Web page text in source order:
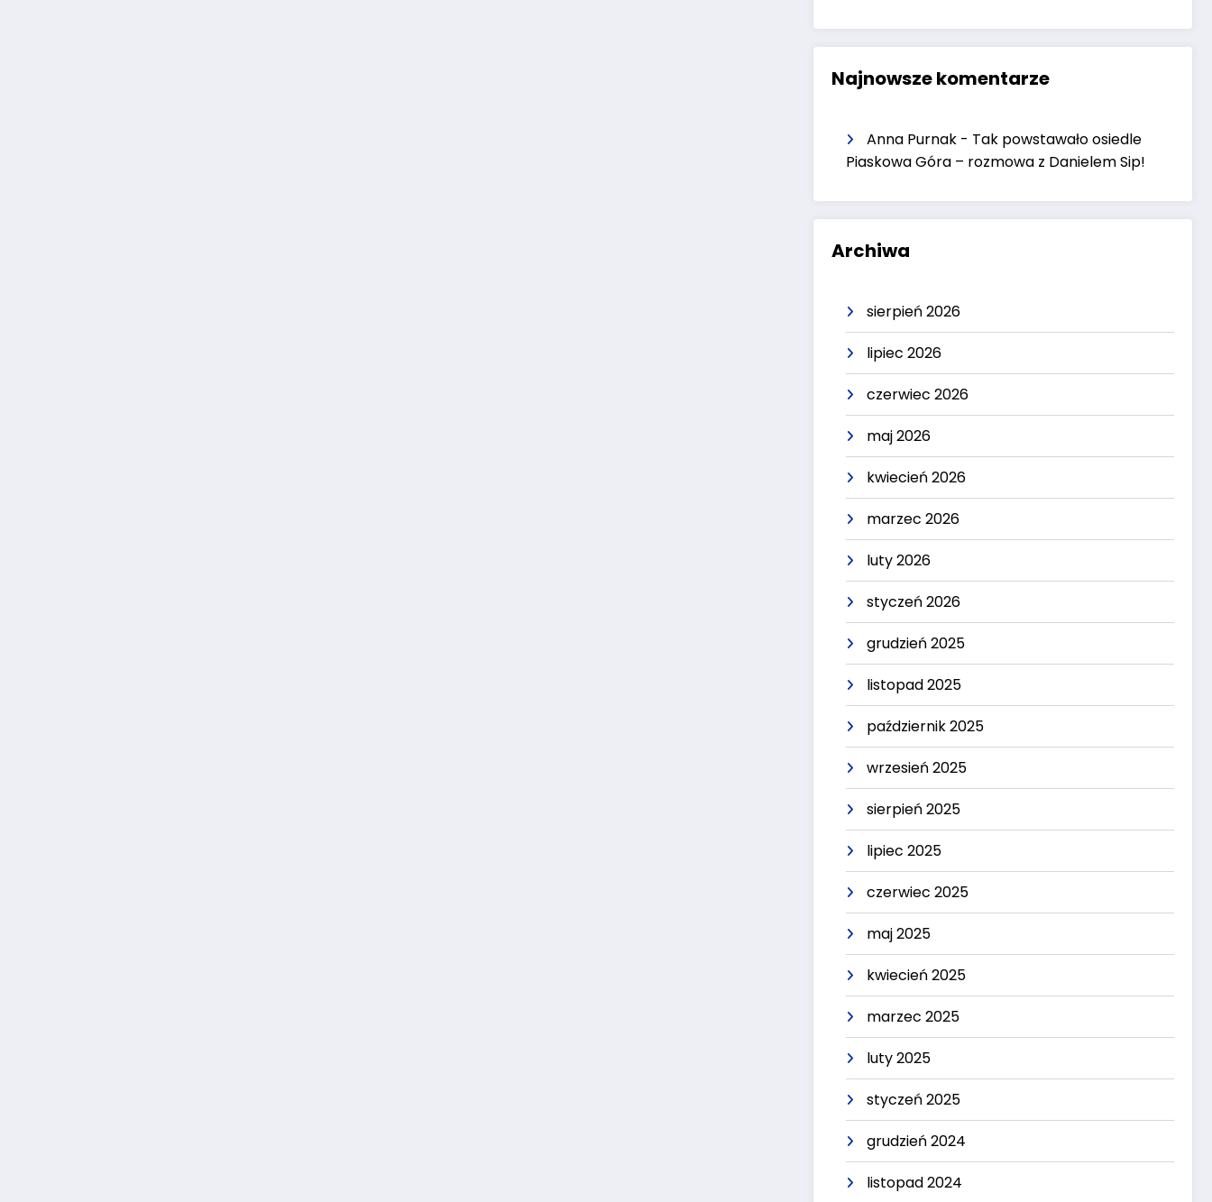
Najnowsze komentarze
Anna Purnak - Tak powstawało osiedle
Piaskowa Góra – rozmowa z Danielem Sip!
Archiwa
sierpień 2026
lipiec 2026
czerwiec 2026
maj 2026
kwiecień 2026
marzec 2026
luty 2026
styczeń 2026
grudzień 2025
listopad 2025
październik 2025
wrzesień 2025
sierpień 2025
lipiec 2025
czerwiec 2025
maj 2025
kwiecień 2025
marzec 2025
luty 2025
styczeń 2025
grudzień 2024
listopad 2024